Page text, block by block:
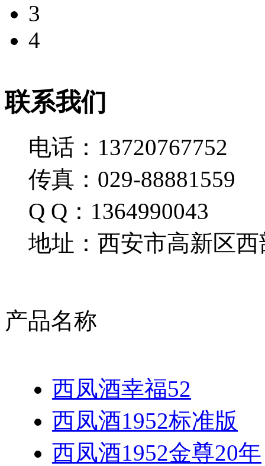
3
4
联系我们
电话：13720767752
传真：029-88881559
Q Q：1364990043
地址：西安市高新区西
产品名称
西凤酒幸福52
西凤酒1952标准版
西凤酒1952金尊20年